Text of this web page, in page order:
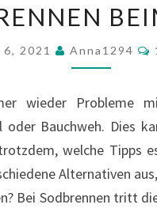
BEIM
6, 2021 Anna1294
wieder Probleme
Bauchweh. Dies
welche Tipps
Alternativen
Bei Sodbrennen tritt